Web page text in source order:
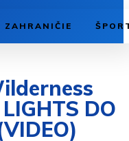
ZAHRANIČIE
DO